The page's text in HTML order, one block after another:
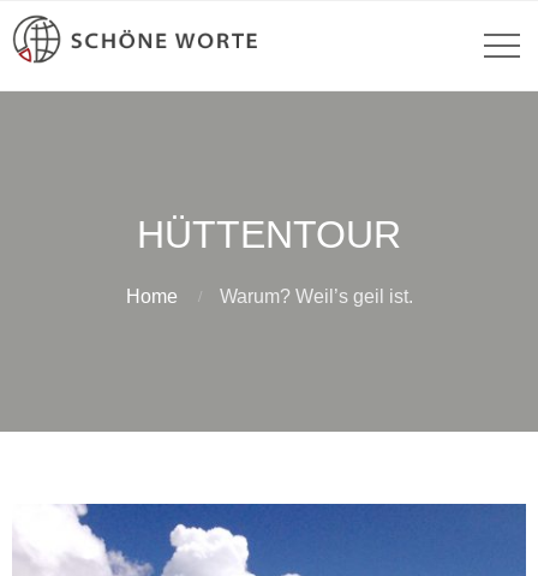
HÜTTENTOUR
Home Warum? Weil’s geil ist.